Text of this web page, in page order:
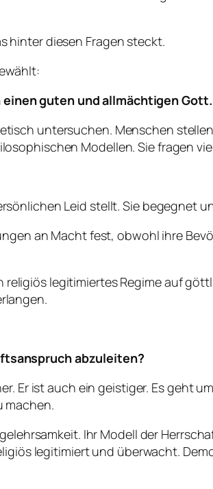
hinter diesen Fragen steckt.
einen guten und allmächtigen
untersuchen. Menschen stellen
Modellen. Sie fragen
Leid stellt. Sie begegnet
an Macht fest, obwohl ihre
religiös legitimiertes Regime auf
abzuleiten?
Er ist auch ein geistiger. Es geht
machen.
Ihr Modell der
legitimiert und überwacht.